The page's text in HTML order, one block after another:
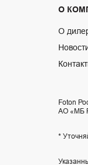
О
О
Foton
АО «МБ
*